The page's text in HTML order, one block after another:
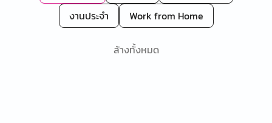
งานประจำ
Work from Home
ล้างทั้งหมด